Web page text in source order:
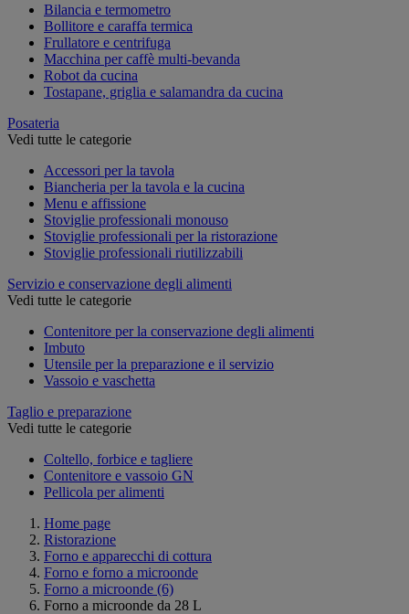
Bilancia e termometro
Bollitore e caraffa termica
Frullatore e centrifuga
Macchina per caffè multi-bevanda
Robot da cucina
Tostapane, griglia e salamandra da cucina
Posateria
Vedi tutte le categorie
Accessori per la tavola
Biancheria per la tavola e la cucina
Menu e affissione
Stoviglie professionali monouso
Stoviglie professionali per la ristorazione
Stoviglie professionali riutilizzabili
Servizio e conservazione degli alimenti
Vedi tutte le categorie
Contenitore per la conservazione degli alimenti
Imbuto
Utensile per la preparazione e il servizio
Vassoio e vaschetta
Taglio e preparazione
Vedi tutte le categorie
Coltello, forbice e tagliere
Contenitore e vassoio GN
Pellicola per alimenti
Home page
Ristorazione
Forno e apparecchi di cottura
Forno e forno a microonde
Forno a microonde (6)
Forno a microonde da 28 L